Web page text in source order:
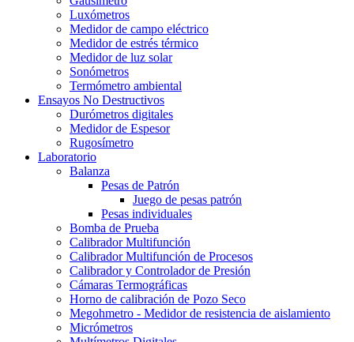
Luxómetros
Medidor de campo eléctrico
Medidor de estrés térmico
Medidor de luz solar
Sonómetros
Termómetro ambiental
Ensayos No Destructivos
Durómetros digitales
Medidor de Espesor
Rugosímetro
Laboratorio
Balanza
Pesas de Patrón
Juego de pesas patrón
Pesas individuales
Bomba de Prueba
Calibrador Multifunción
Calibrador Multifunción de Procesos
Calibrador y Controlador de Presión
Cámaras Termográficas
Horno de calibración de Pozo Seco
Megohmetro - Medidor de resistencia de aislamiento
Micrómetros